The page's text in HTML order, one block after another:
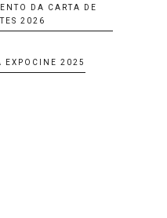
DA CARTA DE
2026
EXPOCINE 2025